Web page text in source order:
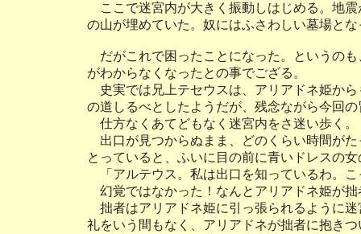
ここで迷宮内が大きく振動しはじめる。地
の山が埋めていた。奴にはふさわしい墓場と
だがこれで困ったことになった。というの
がわからなくなったとの事でござる。
史実では兄上テセウスは、アリアドネ姫か
の道しるべとしたようだが、残念ながら今回
仕方なくあてどもなく迷宮内をさ迷い歩く
出口が見つからぬまま、どのくらい時間が
とっていると、ふいに目の前に青いドレスの
「アルテウス。私は出口を知っているわ。こ
幻覚ではなかった！なんとアリアドネ姫が
拙者はアリアドネ姫に引っ張られるように
礼をいう間もなく、アリアドネが拙者に抱きつ